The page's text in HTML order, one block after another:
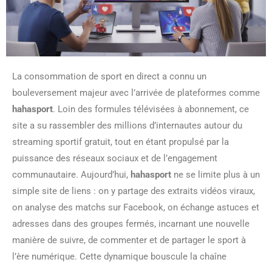
La consommation de sport en direct a connu un
bouleversement majeur avec l’arrivée de plateformes comme
hahasport. Loin des formules télévisées à abonnement, ce
site a su rassembler des millions d’internautes autour du
streaming sportif gratuit, tout en étant propulsé par la
puissance des réseaux sociaux et de l’engagement
communautaire. Aujourd’hui, hahasport ne se limite plus à un
simple site de liens : on y partage des extraits vidéos viraux,
on analyse des matchs sur Facebook, on échange astuces et
adresses dans des groupes fermés, incarnant une nouvelle
manière de suivre, de commenter et de partager le sport à
l’ère numérique. Cette dynamique bouscule la chaîne